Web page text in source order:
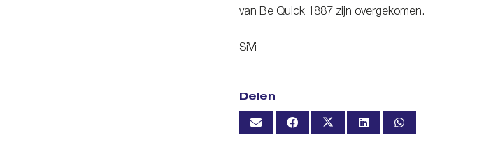
van Be Quick 1887 zijn overgekomen.
SiVi
Delen